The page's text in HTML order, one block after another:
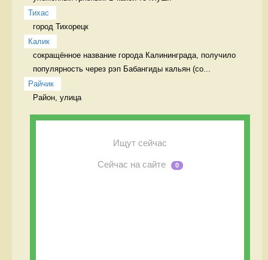
Тихас
город Тихорецк
Калик
сокращённое название города Калининграда, получило
популярность через рэп Бабангиды кальян (со...
Райчик
Район, улица
Ищут сейчас
Сейчас на сайте 0